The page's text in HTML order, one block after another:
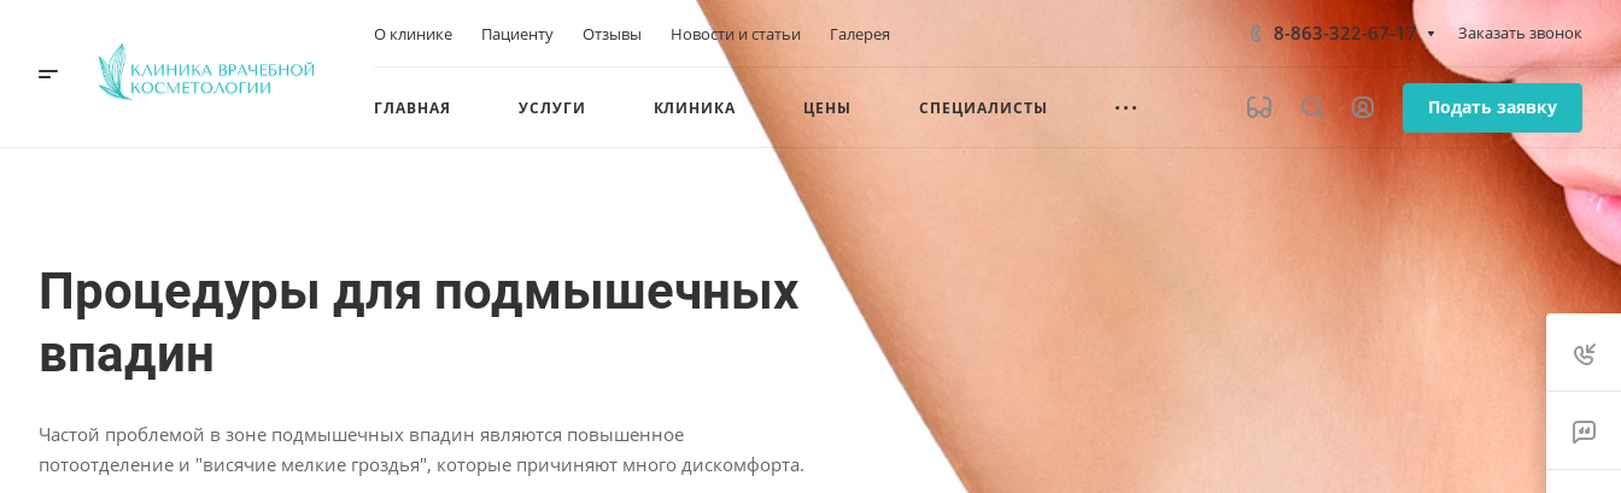
О клинике Пациенту Отзывы Новости и статьи Галерея 8-863-322-67-17 Заказать звонок
ГЛАВНАЯ УСЛУГИ КЛИНИКА ЦЕНЫ СПЕЦИАЛИСТЫ Подать заявку
Процедуры для подмышечных
впадин
Частой проблемой в зоне подмышечных впадин являются повышенное
потоотделение и "висячие мелкие гроздья", которые причиняют много дискомфорта.